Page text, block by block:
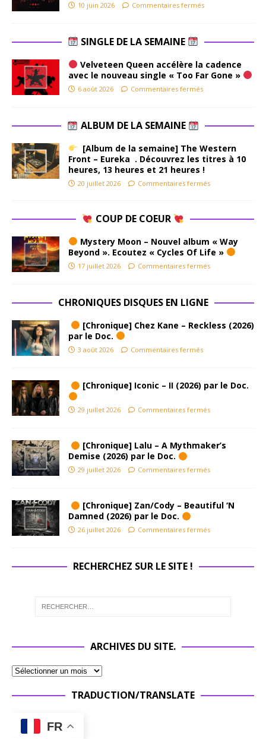
10 juin 2026 Commentaires fermés
SINGLE DE LA SEMAINE
Velveteen Queen accélère la cadence
avec le nouveau single « Too Far Gone »
6 août 2026 Commentaires fermés
ALBUM DE LA SEMAINE
[Album de la semaine] The Western
Front – Eureka . Découvrez les titres à 10
heures, 13 heures et 21 heures !
20 juillet 2026 Commentaires fermés
COUP DE COEUR
Mystery Moon – Nouvel album « Way
Beyond ». Ecoutez « Cycles Of Life »
17 juillet 2026 Commentaires fermés
CHRONIQUES DISQUES EN LIGNE
[Chronique] Chez Kane – Reckless (2026)
par le Doc.
3 août 2026 Commentaires fermés
[Chronique] Iconic – II (2026) par le Doc.
29 juillet 2026 Commentaires fermés
[Chronique] Lalu – A Mythmaker’s
Demise (2026) par le Doc.
29 juillet 2026 Commentaires fermés
[Chronique] Zan/Cody – Beautiful ‘N
Damned (2026) par le Doc.
26 juillet 2026 Commentaires fermés
RECHERCHEZ SUR LE SITE !
ARCHIVES DU SITE.
TRADUCTION/TRANSLATE
FR